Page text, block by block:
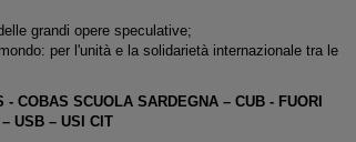
grandi opere speculative;
per l'unità e la solidarietà internazionale tra le
COBAS SCUOLA SARDEGNA – CUB - FUORI
USB – USI CIT